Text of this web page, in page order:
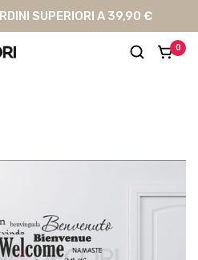
SUPERIORI A 39,90 €
0